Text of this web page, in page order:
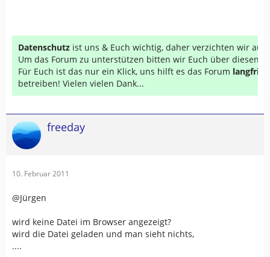
Datenschutz ist uns & Euch wichtig, daher verzichten wir auf
Um das Forum zu unterstützen bitten wir Euch über diesen
Für Euch ist das nur ein Klick, uns hilft es das Forum
betreiben! Vielen vielen Dank...
freeday
10. Februar 2011
@Jürgen
wird keine Datei im Browser angezeigt?
wird die Datei geladen und man sieht nichts,
....